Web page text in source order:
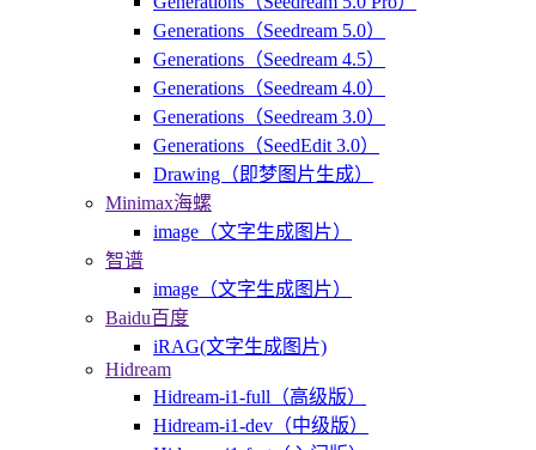
Generations（Seedream 5.0）
Generations（Seedream 4.5）
Generations（Seedream 4.0）
Generations（Seedream 3.0）
Generations（SeedEdit 3.0）
Drawing（即梦图片生成）
Minimax海螺
image（文字生成图片）
智谱
image（文字生成图片）
Baidu百度
iRAG(文字生成图片)
Hidream
Hidream-i1-full（高级版）
Hidream-i1-dev（中级版）